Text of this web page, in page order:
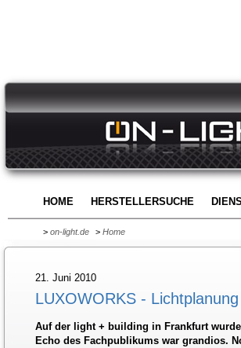
HOME HERSTELLERSUCHE
> on-light.de > Home
21. Juni 2010
LUXOWORKS -
Auf der light + building in Frankfurt
Echo des Fachpublikums war grandios.